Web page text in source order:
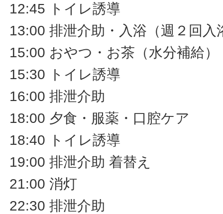
12:45 トイレ誘導
13:00 排泄介助・入浴（週２回入
15:00 おやつ・お茶（水分補給）
15:30 トイレ誘導
16:00 排泄介助
18:00 夕食・服薬・口腔ケア
18:40 トイレ誘導
19:00 排泄介助 着替え
21:00 消灯
22:30 排泄介助